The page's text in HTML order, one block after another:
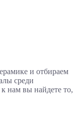
и отбираем
среди
нам вы найдете то,